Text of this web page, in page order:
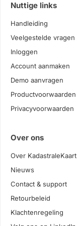
Nuttige links
Handleiding
Veelgestelde vragen
Inloggen
Account aanmaken
Demo aanvragen
Productvoorwaarden
Privacyvoorwaarden
Over ons
Over
Nieuws
Contact & support
Retourbeleid
Klachtenregeling